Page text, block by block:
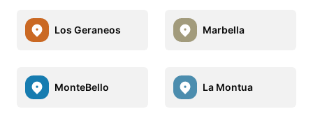
Los Geraneos Marbella
MonteBello La Montua